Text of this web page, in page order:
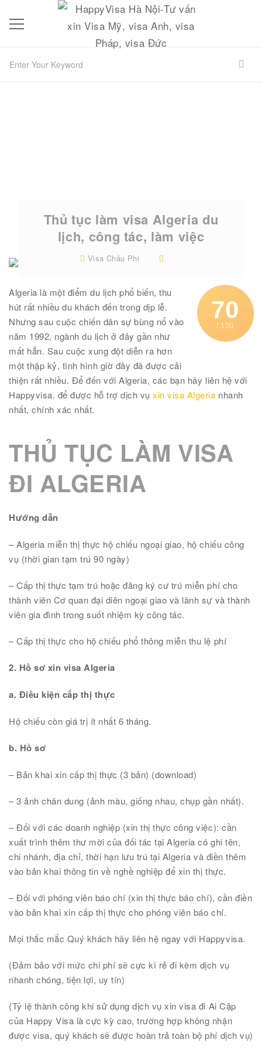
Thủ tục làm visa Algeria du
lịch, công tác, làm việc
Visa Châu Phi
70
/ 100
Algeria là một điểm du lịch phổ biến, thu
hút rất nhiều du khách đến trong dịp lễ.
Nhưng sau cuộc chiến dân sự bùng nổ vào
năm 1992, ngành du lịch ở đây gần như
mất hẳn. Sau cuộc xung đột diễn ra hơn
một thập kỷ, tình hình giờ đây đã được cải
thiện rất nhiều. Để đến với Algeria, các bạn hãy liên hệ với
Happyvisa. để được hỗ trợ dịch vụxin visa Algeria nhanh
nhất, chính xác nhất.
THỦ TỤC LÀM VISA
ĐI ALGERIA
Hướng dẫn
– Algeria miễn thị thực hộ chiếu ngoại giao, hộ chiếu công
vụ (thời gian tạm trú 90 ngày)
– Cấp thị thực tạm trú hoặc đăng ký cư trú miễn phí cho
thành viên Cơ quan đại diên ngoại giao và lãnh sự và thành
viên gia đình trong suốt nhiệm kỳ công tác.
– Cấp thị thực cho hộ chiếu phổ thông miễn thu lệ phí
2. Hồ sơ xin visa Algeria
a. Điều kiện cấp thị thực
Hộ chiếu còn giá trị ít nhất 6 tháng.
b. Hồ sơ
– Bản khai xin cấp thị thực (3 bản) (download)
– 3 ảnh chân dung (ảnh màu, giống nhau, chụp gần nhất).
– Đối với các doanh nghiệp (xin thị thực công việc): cần
xuất trình thêm thư mời của đối tác tại Algeria có ghi tên,
chi nhánh, địa chỉ, thời hạn lưu trú tại Algeria và điền thêm
vào bản khai thông tin về nghề nghiệp để xin thị thực.
– Đối với phóng viên báo chí (xin thị thực báo chí), cần điền
vào bản khai xin cấp thị thực cho phóng viên báo chí.
Mọi thắc mắc Quý khách hãy liên hệ ngay với Happyvisa.
(Đảm bảo với mức chi phí sẽ cực kì rẻ đi kèm dịch vụ
nhanh chóng, tiện lợi, uy tín)
(Tỷ lệ thành công khi sử dụng dịch vụ xin visa đi Ai Cập
của Happy Visa là cực kỳ cao, trường hợp không nhận
được visa, quý khách sẽ được hoàn trả toàn bộ phí dịch vụ)